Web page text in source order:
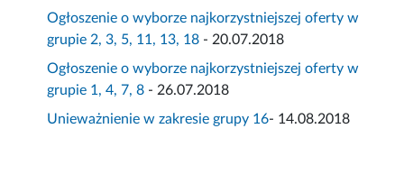
Ogłoszenie o wyborze najkorzystniejszej oferty w
grupie 2, 3, 5, 11, 13, 18 - 20.07.2018
Ogłoszenie o wyborze najkorzystniejszej oferty w
grupie 1, 4, 7, 8 - 26.07.2018
Unieważnienie w zakresie grupy 16- 14.08.2018